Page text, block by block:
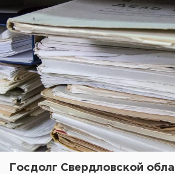
Госдолг Свердловской